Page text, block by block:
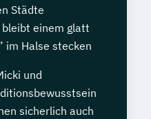
Städte
einem glatt
im Halse stecken
und
sicherlich auch